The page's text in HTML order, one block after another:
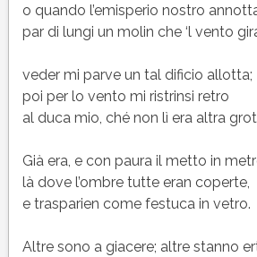
o quando l’emisperio nostro
par di lungi un molin che ‘l vento
veder mi parve un tal dificio allotta;
poi per lo vento mi ristrinsi retro
al duca mio, ché non lì era altra
Già era, e con paura il metto in
là dove l’ombre tutte eran coperte,
e trasparien come festuca in vetro.
Altre sono a giacere; altre stanno